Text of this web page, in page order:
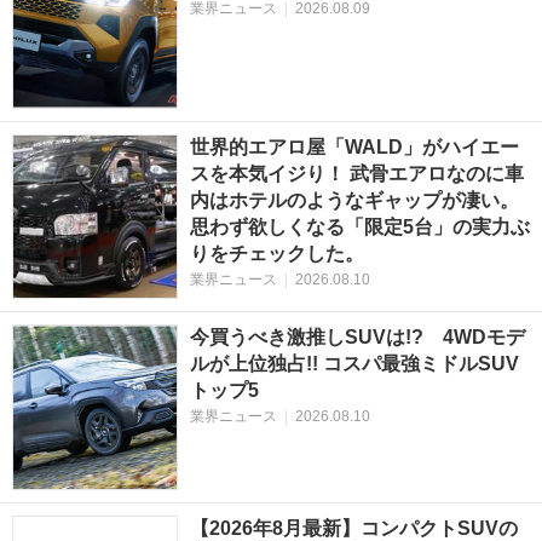
業界ニュース | 2026.08.09
世界的エアロ屋「WALD」がハイエー
スを本気イジり！ 武骨エアロなのに車
内はホテルのようなギャップが凄い。
思わず欲しくなる「限定5台」の実力ぶ
りをチェックした。
業界ニュース | 2026.08.10
今買うべき激推しSUVは!? 4WDモデ
ルが上位独占!! コスパ最強ミドルSUV
トップ5
業界ニュース 2026.08.10
【2026年8月最新】コンパクトSUVの